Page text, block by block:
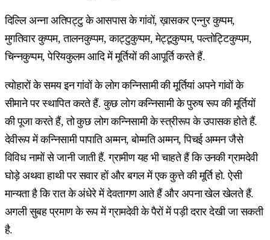
दिल्लि अन्ना अतिपट्टु के आसपास के गांवों, ख़ासकर एन्नुर कुप्पम,
मुगतिवार कुप्पम, तालनकुप्पम, काट्टुकुप्पम, मेट्टूकुप्पम, पल्तोट्टिकुप्पम,
चिन्नकुप्पम, पेरियकुलम आदि में मूर्तियों की आपूर्ति करते हैं.
त्योहारों के समय इन गांवों के लोग कन्निसामी की मूर्तियां अपने गांवों के
सीमाने पर स्थापित करते हैं. कुछ लोग कन्निसामी के पुरुष रूप की मूर्तियों
की पूजा करते हैं, तो कुछ लोग कन्निसामी के स्त्रीरूप के उपासक होते हैं.
देवीरूप में कन्निसामी पापाति अम्मन, बोम्मति अम्मन, पिचई अम्मन जैसे
विविध नामों से जानी जाती हैं. ग्रामीण यह भी चाहते हैं कि उनकी ग्रामदेवी
घोड़े अथवा हाथी पर सवार हों और बगल में एक कुत्ते की मूर्ति हो. ऐसी
मान्यता है कि रात के अंधेरे में देवतागण आते हैं और अपना खेल खेलते हैं.
अगली सुबह प्रमाण के रूप में ग्रामदेवी के पैरों में पड़ी दरार देखी जा सकती
है.